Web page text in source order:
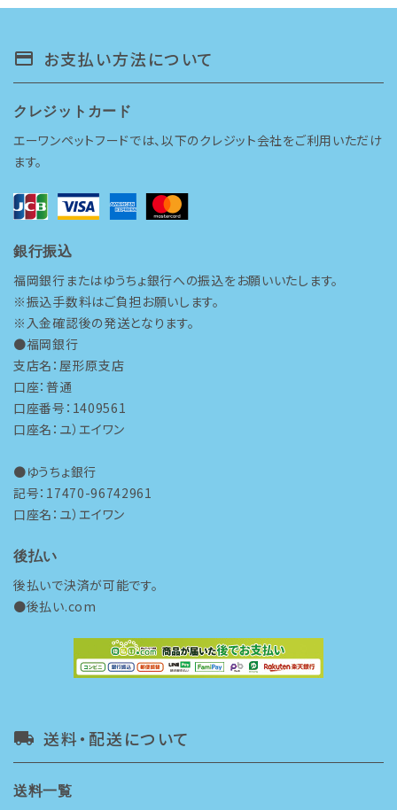
payment お支払い方法について
クレジットカード
エーワンペットフードでは、以下のクレジット会社をご利用いただけ
ます。
銀行振込
福岡銀行またはゆうちょ銀行への振込をお願いいたします。
※振込手数料はご負担お願いします。
※入金確認後の発送となります。
●福岡銀行
支店名：屋形原支店
口座：普通
口座番号：1409561
口座名：ユ）エイワン
●ゆうちょ銀行
記号：17470-96742961
口座名：ユ）エイワン
後払い
後払いで決済が可能です。
●後払い.com
local_shipping 送料・配送について
送料一覧